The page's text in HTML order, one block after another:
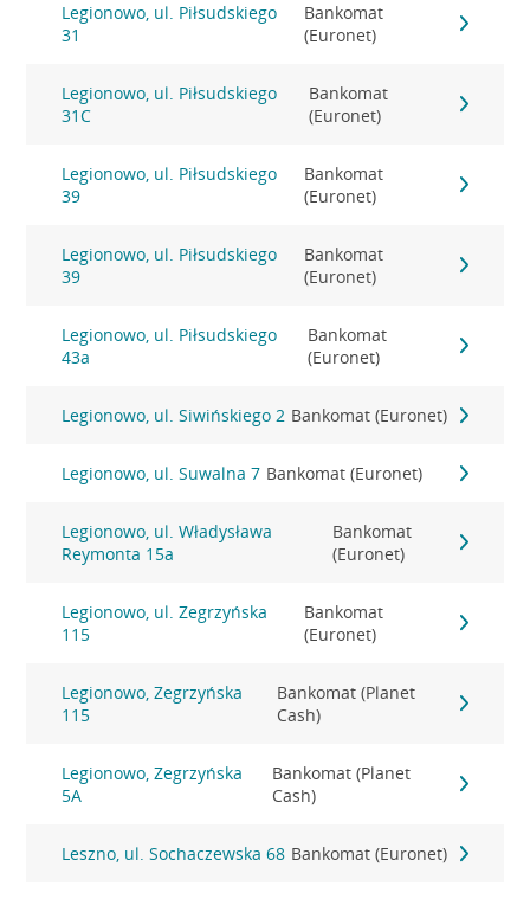
Legionowo, ul. Piłsudskiego
31
Bankomat
(Euronet)
Legionowo, ul. Piłsudskiego
31C
Bankomat
(Euronet)
Legionowo, ul. Piłsudskiego
39
Bankomat
(Euronet)
Legionowo, ul. Piłsudskiego
39
Bankomat
(Euronet)
Legionowo, ul. Piłsudskiego
43a
Bankomat
(Euronet)
Legionowo, ul. Siwińskiego 2 Bankomat (Euronet)
Legionowo, ul. Suwalna 7 Bankomat (Euronet)
Legionowo, ul. Władysława
Reymonta 15a
Bankomat
(Euronet)
Legionowo, ul. Zegrzyńska
115
Bankomat
(Euronet)
Legionowo, Zegrzyńska
115
Bankomat (Planet
Cash)
Legionowo, Zegrzyńska
5A
Bankomat (Planet
Cash)
Leszno, ul. Sochaczewska 68 Bankomat (Euronet)